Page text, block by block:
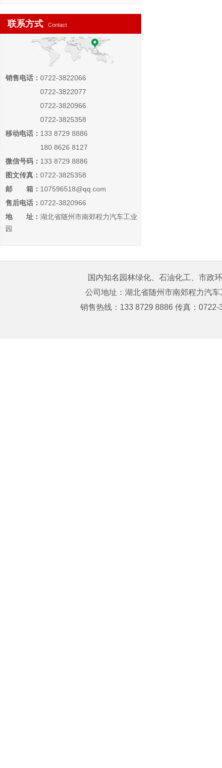
联系方式 Contact
销售电话： 0722-3822066
0722-3822077
0722-3820966
0722-3825358
移动电话： 133 8729 8886
180 8626 8127
微信号码： 133 8729 8886
图文传真： 0722-3825358
邮 箱： 107596518@qq.com
售后电话： 0722-3820966
地 址： 湖北省随州市南郊程力汽车工业
园
国内知名园林绿化、石油化工、市政
公司地址：湖北省随州市南郊程力汽
销售热线：133 8729 8886 传真：